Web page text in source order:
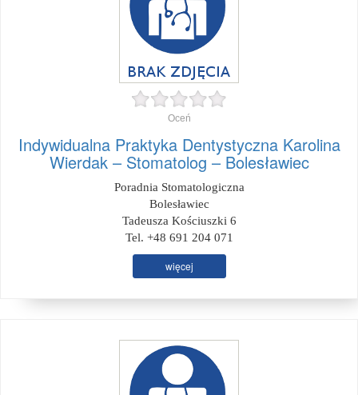
Oceń
Indywidualna Praktyka Dentystyczna Karolina
Wierdak – Stomatolog – Bolesławiec
Poradnia Stomatologiczna
Bolesławiec
Tadeusza Kościuszki 6
Tel. +48 691 204 071
więcej